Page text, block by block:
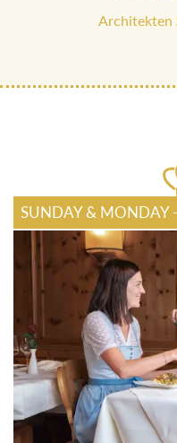
Architekten
SUNDAY & MONDAY